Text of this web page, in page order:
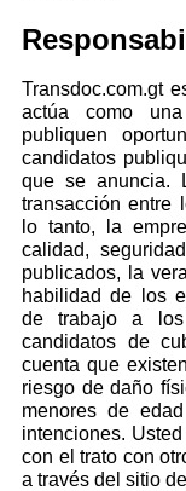
Transdoc.com.gt
actúa como
publiquen
candidatos
que se anuncia.
transacción entre
lo tanto, la
calidad,
publicados, la
habilidad de los
de trabajo a
candidatos de
cuenta que
riesgo de daño
menores de
intenciones.
con el trato con
a través del sitio